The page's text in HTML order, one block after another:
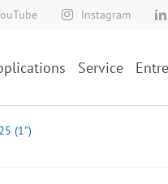
Instagram
Service
(1")